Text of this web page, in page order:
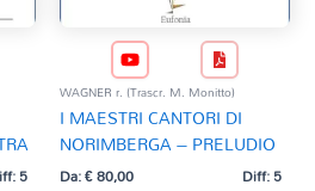
5
WAGNER r. (Trascr. M. Monitto)
I MAESTRI CANTORI DI
NORIMBERGA – PRELUDIO
Da:€80,00 Diff: 5